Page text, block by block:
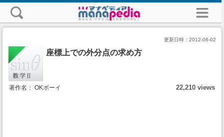
更新日時： 2012-06-02
座標上での外分点の求め方
著作名： OKボーイ 22,210 views